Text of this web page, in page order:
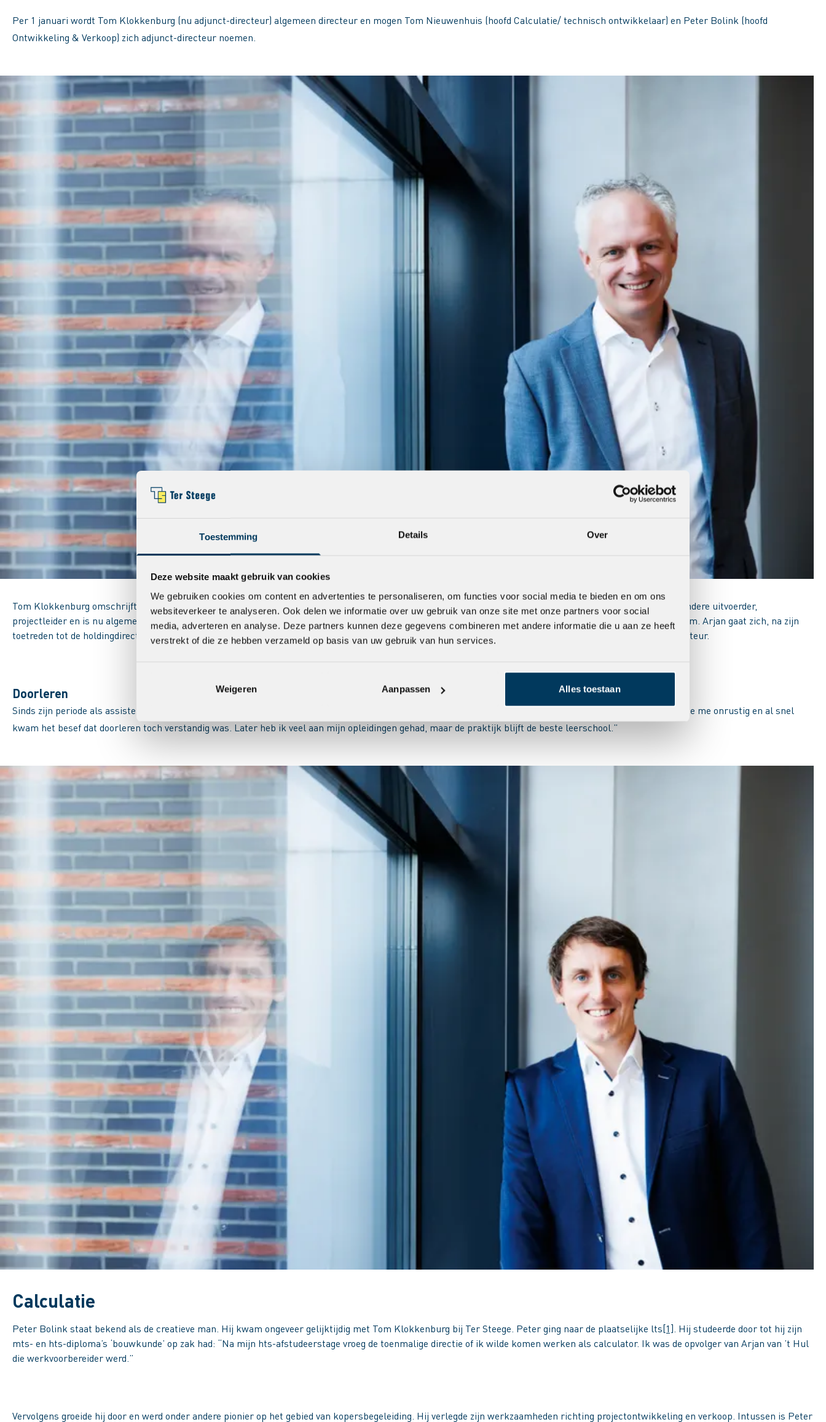
Toestemming Details Over
Deze website maakt gebruik van cookies
We gebruiken cookies om content en advertenties te personaliseren, om functies voor social media te bieden en om ons
websiteverkeer te analyseren. Ook delen we informatie over uw gebruik van onze site met onze partners voor social
media, adverteren en analyse. Deze partners kunnen deze gegevens combineren met andere informatie die u aan ze heeft
verstrekt of die ze hebben verzameld op basis van uw gebruik van hun services.
Weigeren Aanpassen Alles toestaan
Per 1 januari wordt Tom Klokkenburg (nu adjunct-directeur) algemeen directeur en mogen Tom Nieuwenhuis (hoofd Calculatie/ technisch ontwikkelaar) en Peter Bolink (hoofd
Ontwikkeling & Verkoop) zich adjunct-directeur noemen.
Tom Klokkenburg omschrijft zichzelf als “de ‘technische’ man” van het drietal. Hij begon 23 jaar geleden als assistent-uitvoerder en werd vervolgens onder andere uitvoerder,
projectleider en is nu algemeen directeur. Afgelopen jaren was hij adjunct-directeur en vormde samen met algemeen directeur Arjan van ’t Hul het directieteam. Arjan gaat zich, na zijn
toetreden tot de holdingdirectie in januari 2023, nu volledig richten op Ter Steege Holding en Ter Steege Bouw Vastgoed Apeldoorn. Tom volgt hem op als directeur.
Doorleren
Sinds zijn periode als assistent-uitvoerder volgde Tom diverse opleidingen. “Ik merkte tijdens mijn eerste stage dat ik niet alles kon of mocht doen. Dat maakte me onrustig en al snel
kwam het besef dat doorleren toch verstandig was. Later heb ik veel aan mijn opleidingen gehad, maar de praktijk blijft de beste leerschool.”
Calculatie
Peter Bolink staat bekend als de creatieve man. Hij kwam ongeveer gelijktijdig met Tom Klokkenburg bij Ter Steege. Peter ging naar de plaatselijke lts[1]. Hij studeerde door tot hij zijn
mts- en hts-diploma’s ‘bouwkunde’ op zak had: “Na mijn hts-afstudeerstage vroeg de toenmalige directie of ik wilde komen werken als calculator. Ik was de opvolger van Arjan van ’t Hul
die werkvoorbereider werd.”
Vervolgens groeide hij door en werd onder andere pionier op het gebied van kopersbegeleiding. Hij verlegde zijn werkzaamheden richting projectontwikkeling en verkoop. Intussen is Peter